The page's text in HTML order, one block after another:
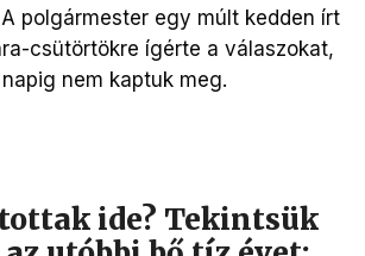
polgármester egy múlt kedden írt
csütörtökre ígérte a válaszokat,
nem kaptuk meg.
ide? Tekintsük